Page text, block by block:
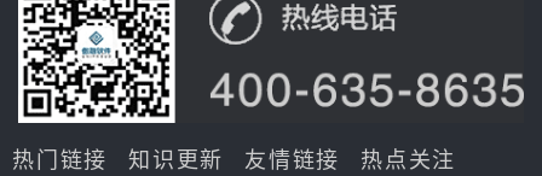
热门链接 知识更新 友情链接 热点关注